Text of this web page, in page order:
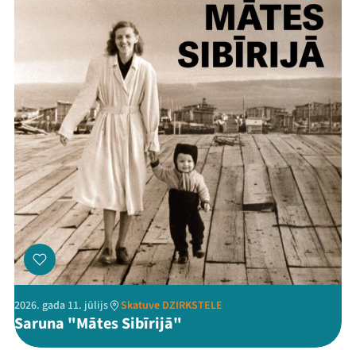
2026. gada 11. jūlijs Skatuve DZIRKSTELE
Saruna "Mātes Sibīrijā"